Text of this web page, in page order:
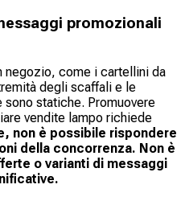
promozionali
negozio, come i cartellini da
degli scaffali e le
statiche. Promuovere
vendite lampo richiede
non è possibile rispondere
della concorrenza. Non è
o varianti di messaggi